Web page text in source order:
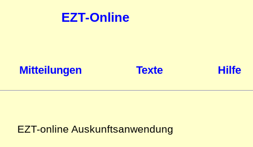
EZT-Online
Mitteilungen Texte Hilfe
EZT-online Auskunftsanwendung